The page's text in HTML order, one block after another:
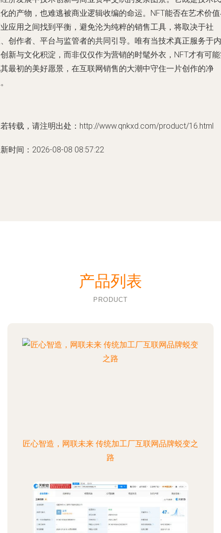
的产物，也难逃被商业逻辑收编的命运。NFT能否在艺术价
应用之间找到平衡，避免沦为纯粹的销售工具，将取决于社
创作者、平台与监管者的共同引导。唯有当技术真正服务于内
新与文化积淀，而非仅仅作为营销的时髦外衣，NFT才有可
最初的美好愿景，在互联网销售的大潮中守住一片创作的净
转载，请注明出处：http://www.qnkxd.com/product/16.html
时间：2026-08-08 08:57:22
产品列表
PRODUCT
匠心智造，网联未来 传统加工厂互联网品牌蜕变之
路